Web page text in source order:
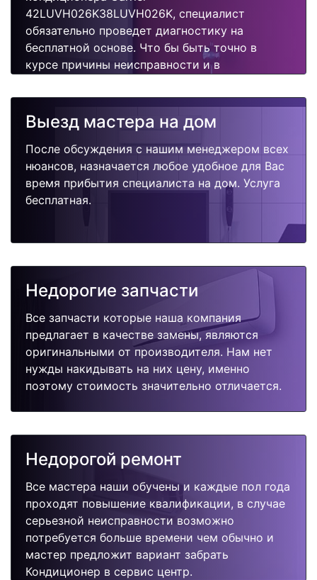
42LUVH026K38LUVH026K, специалист
обязательно проведет диагностику на
бесплатной основе. Что бы быть точно в
курсе причины неисправности и в
вызывать мастера для поиска других
поломок.
Выезд мастера на дом
После обсуждения с нашим менеджером всех
нюансов, назначается любое удобное для Вас
время прибытия специалиста на дом. Услуга
бесплатная.
Недорогие запчасти
Все запчасти которые наша компания
предлагает в качестве замены, являются
оригинальными от производителя. Нам нет
нужды накидывать на них цену, именно
поэтому стоимость значительно отличается.
Недорогой ремонт
Все мастера наши обучены и каждые пол года
проходят повышение квалификации, в случае
серьезной неисправности возможно
потребуется больше времени чем обычно и
мастер предложит вариант забрать
Кондиционер в сервис центр.